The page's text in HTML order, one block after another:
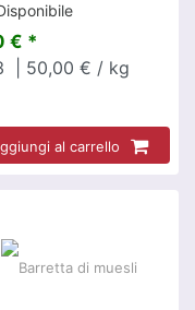
€ *
| 50,00 € / kg
al carrello